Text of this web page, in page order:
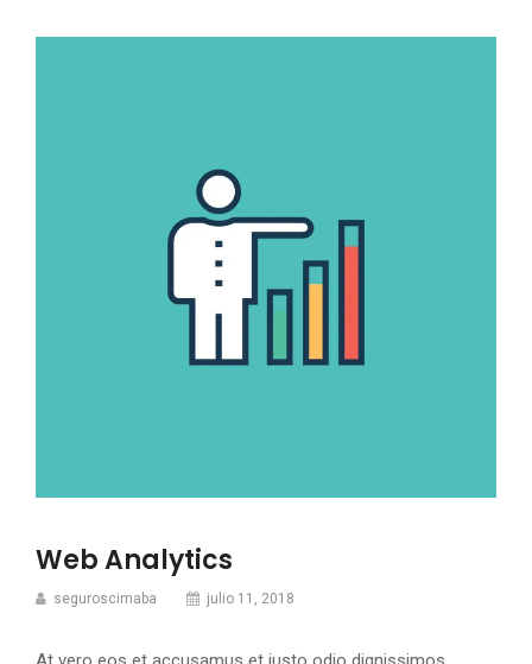
Web Analytics
seguroscimaba julio 11, 2018